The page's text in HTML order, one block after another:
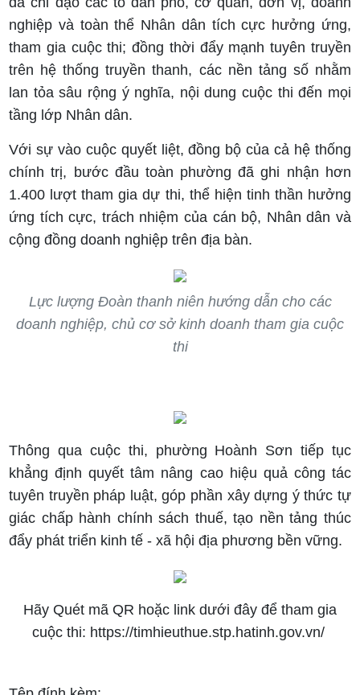
nghiệp và toàn thể Nhân dân tích cực hưởng ứng,
tham gia cuộc thi; đồng thời đẩy mạnh tuyên truyền
trên hệ thống truyền thanh, các nền tảng số nhằm
lan tỏa sâu rộng ý nghĩa, nội dung cuộc thi đến mọi
tầng lớp Nhân dân.
Với sự vào cuộc quyết liệt, đồng bộ của cả hệ thống
chính trị, bước đầu toàn phường đã ghi nhận hơn
1.400 lượt tham gia dự thi, thể hiện tinh thần hưởng
ứng tích cực, trách nhiệm của cán bộ, Nhân dân và
cộng đồng doanh nghiệp trên địa bàn.
Lực lượng Đoàn thanh niên hướng dẫn cho các
doanh nghiệp, chủ cơ sở kinh doanh tham gia cuộc
thi
Thông qua cuộc thi, phường Hoành Sơn tiếp tục
khẳng định quyết tâm nâng cao hiệu quả công tác
tuyên truyền pháp luật, góp phần xây dựng ý thức tự
giác chấp hành chính sách thuế, tạo nền tảng thúc
đẩy phát triển kinh tế - xã hội địa phương bền vững.
Hãy Quét mã QR hoặc link dưới đây để tham gia
cuộc thi: https://timhieuthue.stp.hatinh.gov.vn/